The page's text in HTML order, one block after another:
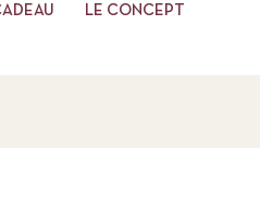
LE CONCEPT